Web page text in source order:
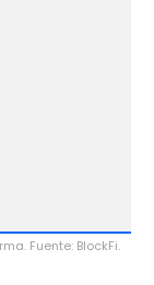
Fuente: BlockFi.